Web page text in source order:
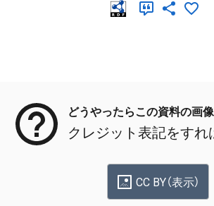
どうやったらこの資料の画
クレジット表記をすれ
CC BY（表示）